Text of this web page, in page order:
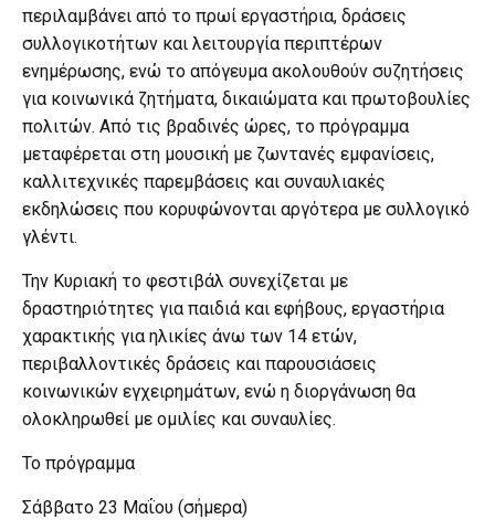
περιλαμβάνει από το πρωί εργαστήρια, δράσεις
συλλογικοτήτων και λειτουργία περιπτέρων
ενημέρωσης, ενώ το απόγευμα ακολουθούν συζητήσεις
για κοινωνικά ζητήματα, δικαιώματα και πρωτοβουλίες
πολιτών. Από τις βραδινές ώρες, το πρόγραμμα
μεταφέρεται στη μουσική με ζωντανές εμφανίσεις,
καλλιτεχνικές παρεμβάσεις και συναυλιακές
εκδηλώσεις που κορυφώνονται αργότερα με συλλογικό
γλέντι.
Την Κυριακή το φεστιβάλ συνεχίζεται με
δραστηριότητες για παιδιά και εφήβους, εργαστήρια
χαρακτικής για ηλικίες άνω των 14 ετών,
περιβαλλοντικές δράσεις και παρουσιάσεις
κοινωνικών εγχειρημάτων, ενώ η διοργάνωση θα
ολοκληρωθεί με ομιλίες και συναυλίες.
Το πρόγραμμα
Σάββατο 23 Μαΐου (σήμερα)